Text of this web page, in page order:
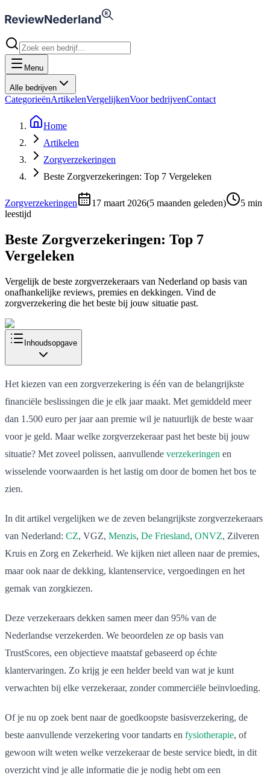
Menu
Alle bedrijven
CategorieënArtikelenVergelijkenVoor bedrijvenContact
Home
Artikelen
Zorgverzekeringen
Beste Zorgverzekeringen: Top 7 Vergeleken
Zorgverzekeringen 17 maart 2026(5 maanden geleden) 5 min
leestijd
Beste Zorgverzekeringen: Top 7
Vergeleken
Vergelijk de beste zorgverzekeraars van Nederland op basis van
onafhankelijke reviews, premies en dekkingen. Vind de
zorgverzekering die het beste bij jouw situatie past.
Inhoudsopgave
Het kiezen van een zorgverzekering is één van de belangrijkste
financiële beslissingen die je elk jaar maakt. Met gemiddeld meer
dan 1.500 euro per jaar aan premie wil je natuurlijk de beste waar
voor je geld. Maar welke zorgverzekeraar past het beste bij jouw
situatie? Met zoveel polissen, aanvullende verzekeringen en
wisselende voorwaarden is het lastig om door de bomen het bos te
zien.
In dit artikel vergelijken we de zeven belangrijkste zorgverzekeraars
van Nederland: CZ, VGZ, Menzis, De Friesland, ONVZ, Zilveren
Kruis en Zorg en Zekerheid. We kijken niet alleen naar de premies,
maar ook naar de dekking, klantenservice, vergoedingen en het
gemak van zorgkiezen.
Deze verzekeraars dekken samen meer dan 95% van de
Nederlandse verzekerden. We beoordelen ze op basis van
TrustScores, een objectieve maatstaf gebaseerd op échte
klantervaringen. Zo krijg je een helder beeld van wat je kunt
verwachten bij elke verzekeraar, zonder commerciële beïnvloeding.
Of je nu op zoek bent naar de goedkoopste basisverzekering, de
beste aanvullende verzekering voor tandarts en fysiotherapie, of
gewoon wilt weten welke verzekeraar de beste service biedt, in dit
overzicht vind je alle informatie die je nodig hebt om een